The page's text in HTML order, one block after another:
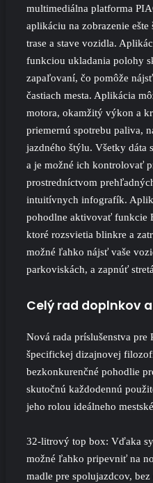
multimediálna platforma
aplikáciu na zobrazenie
trase a stave vozidla.
funkciou ukladania polohy
zapaľovaní, čo pomôže
častiach mesta. Aplikácia
motora, okamžitý výkon a
priemernú spotrebu paliva,
jazdného štýlu. Všetky dáta
a je možné ich kontrolovať
prostredníctvom
intuitívnych infografík.
pohodlne aktivovať funkcie
ktoré rozsvietia blinkre a
možné ľahko nájsť vaše
parkoviskách, a zapnúť
Celý rad doplnkov
Nová rada príslušenstva pre
špecifickej dizajnovej
bezkonkurenčné pohodlie
skutočnú každodennú
jeho rolou ideálneho
32-litrový top box: Vďaka
možné ľahko pripevniť na
madle pre spolujazdcov,